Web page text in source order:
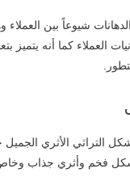
شيوعاً بين العملاء
العملاء كما أنه يتميز
التراثي الأثري
شكل فخم وأثري جذاب